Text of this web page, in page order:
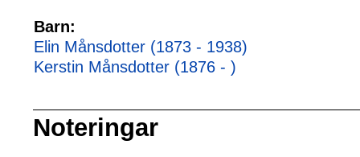
Barn:
Elin Månsdotter (1873 - 1938)
Kerstin Månsdotter (1876 - )
Noteringar